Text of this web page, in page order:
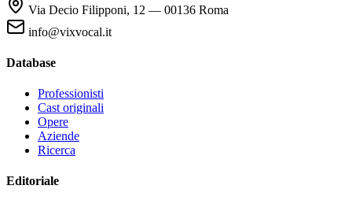
Via Decio Filipponi, 12 — 00136 Roma
info@vixvocal.it
Database
Professionisti
Cast originali
Opere
Aziende
Ricerca
Editoriale